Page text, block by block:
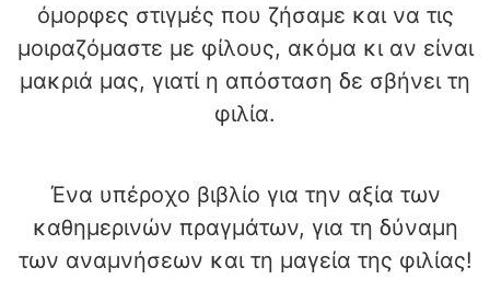
όμορφες στιγμές που ζήσαμε και να τις
μοιραζόμαστε με φίλους, ακόμα κι αν είναι
μακριά μας, γιατί η απόσταση δε σβήνει τη
φιλία.
Ένα υπέροχο βιβλίο για την αξία των
καθημερινών πραγμάτων, για τη δύναμη
των αναμνήσεων και τη μαγεία της φιλίας!